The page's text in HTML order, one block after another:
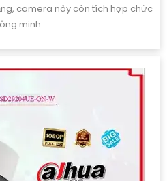
camera này còn tích hợp chức
minh